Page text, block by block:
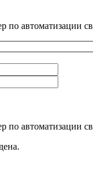
автоматизации
автоматизации